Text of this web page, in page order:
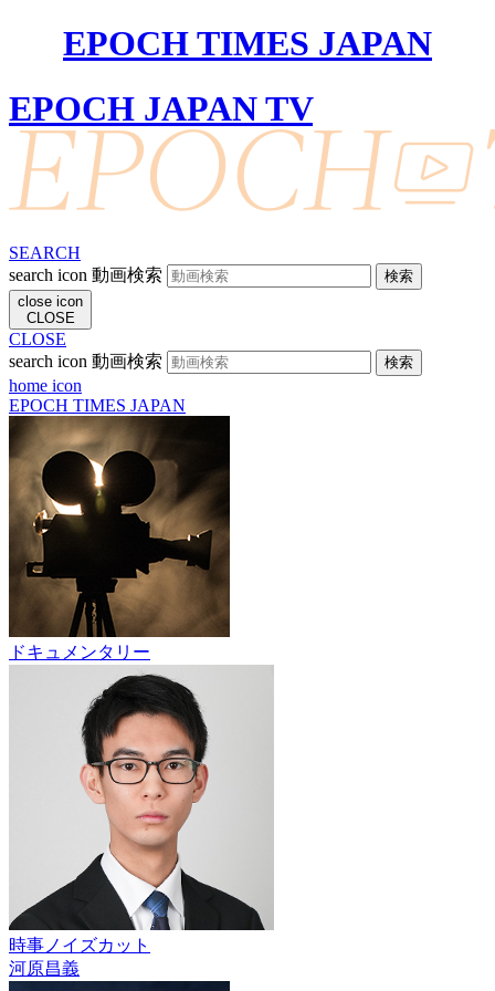
EPOCH TIMES JAPAN
EPOCH JAPAN TV
SEARCH
search icon 動画検索
close icon
CLOSE
CLOSE
search icon 動画検索
home icon
EPOCH TIMES JAPAN
ドキュメンタリー
時事ノイズカット
河原昌義